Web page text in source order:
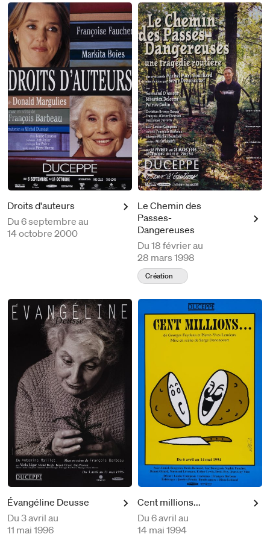
Droits d'auteurs
Du 6 septembre au
14 octobre 2000
Le Chemin des
Passes-
Dangereuses
Du 18 février au
28 mars 1998
Création
Évangéline Deusse
Du 3 avril au
11 mai 1996
Cent millions...
Du 6 avril au
14 mai 1994